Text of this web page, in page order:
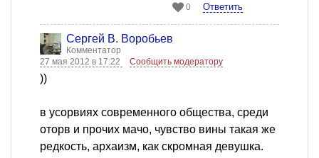
0 Ответить
Сергей В. Воробьев
Комментатор
27 мая 2012 в 17:22
Сообщить модератору
))
в усорвиях современного общества, среди
оторв и прочих мачо, чувство вины такая же
редкость, архаизм, как скромная девушка.